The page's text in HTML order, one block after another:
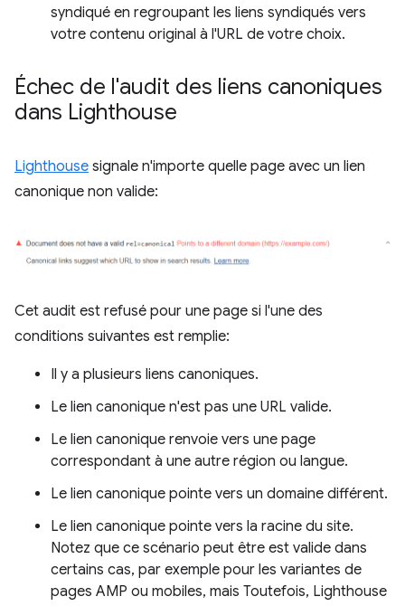
syndiqué en regroupant les liens syndiqués vers
votre contenu original à l'URL de votre choix.
Échec de l'audit des liens canoniques
dans Lighthouse
Lighthouse signale n'importe quelle page avec un lien
canonique non valide:
Cet audit est refusé pour une page si l'une des
conditions suivantes est remplie:
Il y a plusieurs liens canoniques.
Le lien canonique n'est pas une URL valide.
Le lien canonique renvoie vers une page
correspondant à une autre région ou langue.
Le lien canonique pointe vers un domaine différent.
Le lien canonique pointe vers la racine du site.
Notez que ce scénario peut être est valide dans
certains cas, par exemple pour les variantes de
pages AMP ou mobiles, mais Toutefois, Lighthouse